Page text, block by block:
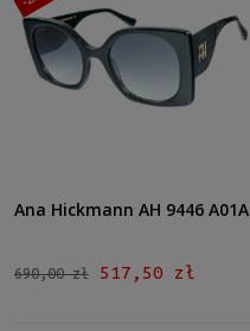
Ana Hickmann AH 9446 A01A
690,00 zł 517,50 zł